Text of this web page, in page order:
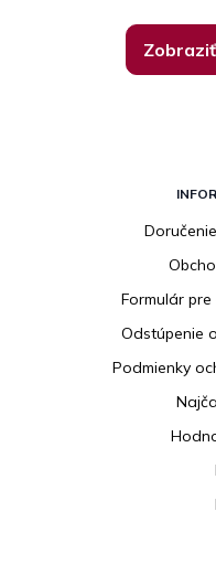
Formulár
Odstúpenie
Podmienky